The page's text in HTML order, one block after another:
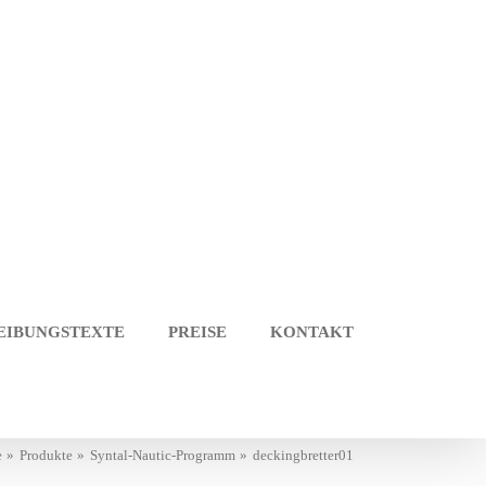
PREISE KONTAKT
Produkte Syntal-Nautic-Programm deckingbretter01